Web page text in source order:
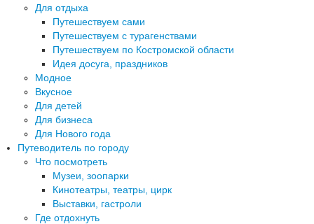
Для отдыха
Путешествуем сами
Путешествуем с турагенствами
Путешествуем по Костромской области
Идея досуга, праздников
Модное
Вкусное
Для детей
Для бизнеса
Для Нового года
Путеводитель по городу
Что посмотреть
Музеи, зоопарки
Кинотеатры, театры, цирк
Выставки, гастроли
Где отдохнуть